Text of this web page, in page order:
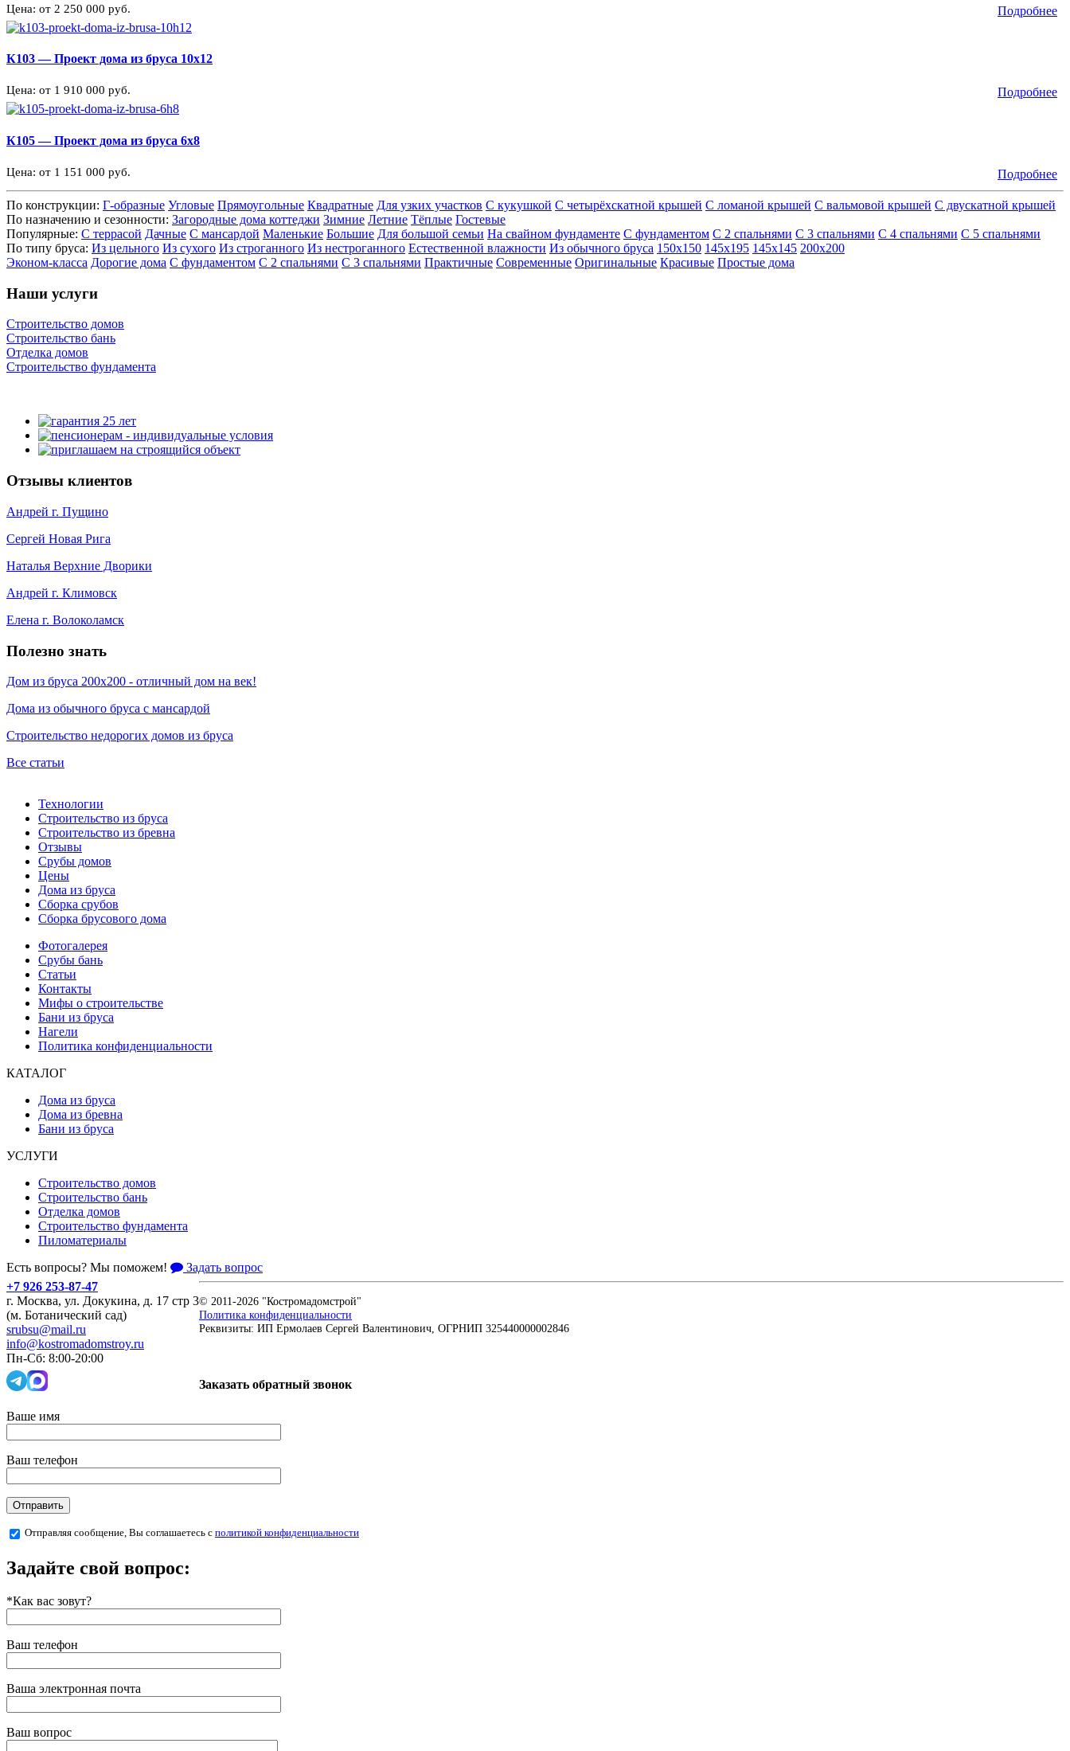
Цена: от 2 250 000 руб. Подробнее
К103 — Проект дома из бруса 10х12
Цена: от 1 910 000 руб. Подробнее
К105 — Проект дома из бруса 6х8
Цена: от 1 151 000 руб. Подробнее
По конструкции: Г-образные Угловые Прямоугольные Квадратные Для узких участков С кукушкой С четырёхскатной крышей С ломаной крышей С вальмовой крышей С двускатной крышей
По назначению и сезонности: Загородные дома коттеджи Зимние Летние Тёплые Гостевые
Популярные: С террасой Дачные С мансардой Маленькие Большие Для большой семьи На свайном фундаменте С фундаментом С 2 спальнями С 3 спальнями С 4 спальнями С 5 спальнями
По типу бруса: Из цельного Из сухого Из строганного Из нестроганного Естественной влажности Из обычного бруса 150х150 145х195 145х145 200х200
Эконом-класса Дорогие дома С фундаментом С 2 спальнями С 3 спальнями Практичные Современные Оригинальные Красивые Простые дома
Наши услуги
Строительство домов
Строительство бань
Отделка домов
Строительство фундамента
Отзывы клиентов
Андрей г. Пущино
Сергей Новая Рига
Наталья Верхние Дворики
Андрей г. Климовск
Елена г. Волоколамск
Полезно знать
Дом из бруса 200х200 - отличный дом на век!
Дома из обычного бруса с мансардой
Строительство недорогих домов из бруса
Все статьи
Технологии
Строительство из бруса
Строительство из бревна
Отзывы
Срубы домов
Цены
Дома из бруса
Сборка срубов
Сборка брусового дома
Фотогалерея
Срубы бань
Статьи
Контакты
Мифы о строительстве
Бани из бруса
Нагели
Политика конфиденциальности
КАТАЛОГ
Дома из бруса
Дома из бревна
Бани из бруса
УСЛУГИ
Строительство домов
Строительство бань
Отделка домов
Строительство фундамента
Пиломатериалы
Есть вопросы? Мы поможем!
Задать вопрос
+7 926 253-87-47
г. Москва, ул. Докукина, д. 17 стр 3
(м. Ботанический сад)
srubsu@mail.ru
info@kostromadomstroy.ru
Пн-Сб: 8:00-20:00
© 2011-2026 "Костромадомстрой"
Политика конфиденциальности
Реквизиты: ИП Ермолаев Сергей Валентинович, ОГРНИП 325440000002846
Заказать обратный звонок
Ваше имя
Ваш телефон
Отправляя сообщение, Вы соглашаетесь с политикой конфиденциальности
Задайте свой вопрос:
*Как вас зовут?
Ваш телефон
Ваша электронная почта
Ваш вопрос